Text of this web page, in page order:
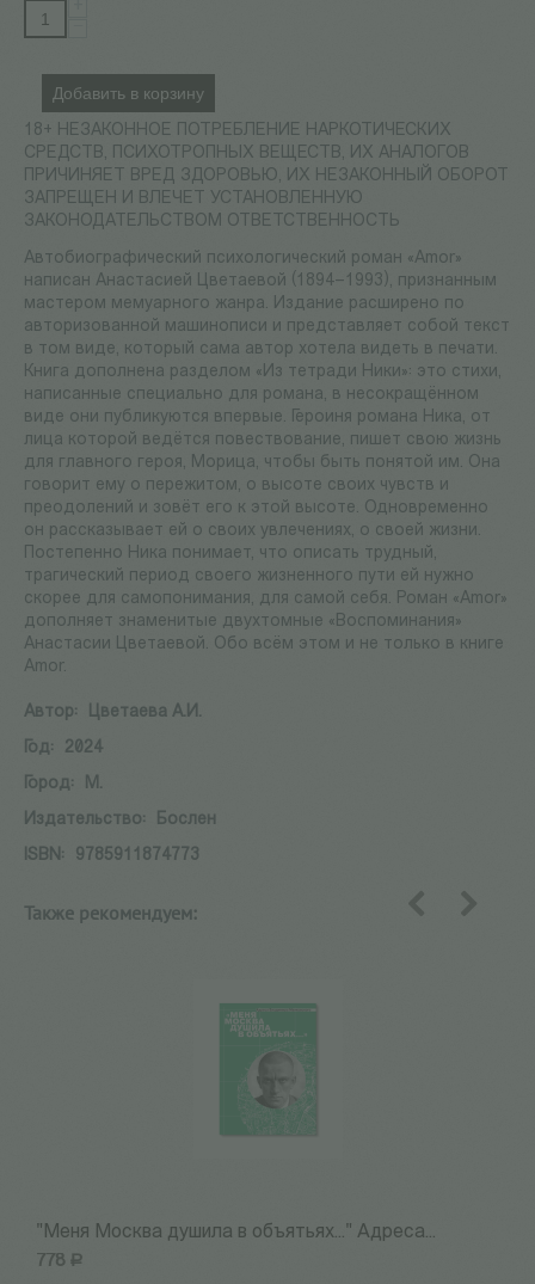
Добавить в корзину
18+ НЕЗАКОННОЕ ПОТРЕБЛЕНИЕ НАРКОТИЧЕСКИХ
СРЕДСТВ, ПСИХОТРОПНЫХ ВЕЩЕСТВ, ИХ АНАЛОГОВ
ПРИЧИНЯЕТ ВРЕД ЗДОРОВЬЮ, ИХ НЕЗАКОННЫЙ ОБОРОТ
ЗАПРЕЩЕН И ВЛЕЧЕТ УСТАНОВЛЕННУЮ
ЗАКОНОДАТЕЛЬСТВОМ ОТВЕТСТВЕННОСТЬ
Автобиографический психологический роман «Amor»
написан Анастасией Цветаевой (1894–1993), признанным
мастером мемуарного жанра. Издание расширено по
авторизованной машинописи и представляет собой текст
в том виде, который сама автор хотела видеть в печати.
Книга дополнена разделом «Из тетради Ники»: это стихи,
написанные специально для романа, в несокращённом
виде они публикуются впервые. Героиня романа Ника, от
лица которой ведётся повествование, пишет свою жизнь
для главного героя, Морица, чтобы быть понятой им. Она
говорит ему о пережитом, о высоте своих чувств и
преодолений и зовёт его к этой высоте. Одновременно
он рассказывает ей о своих увлечениях, о своей жизни.
Постепенно Ника понимает, что описать трудный,
трагический период своего жизненного пути ей нужно
скорее для самопонимания, для самой себя. Роман «Amor»
дополняет знаменитые двухтомные «Воспоминания»
Анастасии Цветаевой. Обо всём этом и не только в книге
Amor.
Автор:
Цветаева А.И.
Год:
2024
Город:
М.
Издательство:
Бослен
ISBN:
9785911874773
Также рекомендуем:
"Меня Москва душила в объятьях..." Адреса...
778 Р